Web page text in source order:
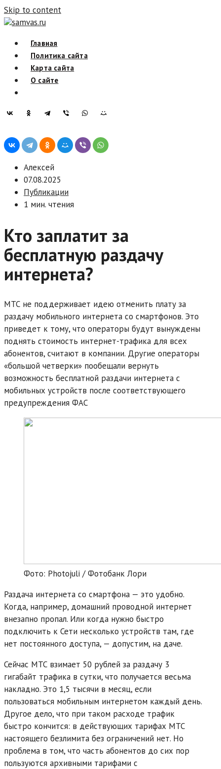
Skip to content
samvas.ru
Главная
Политика сайта
Карта сайта
О сайте
Алексей
07.08.2025
Публикации
1 мин. чтения
Кто заплатит за
бесплатную раздачу
интернета?
МТС не поддерживает идею отменить плату за
раздачу мобильного интернета со смартфонов. Это
приведет к тому, что операторы будут вынуждены
поднять стоимость интернет-трафика для всех
абонентов, считают в компании. Другие операторы
«большой четверки» пообещали вернуть
возможность бесплатной раздачи интернета с
мобильных устройств после соответствующего
предупреждения ФАС
Фото: Photojuli / Фотобанк Лори
Раздача интернета со смартфона — это удобно.
Когда, например, домашний проводной интернет
внезапно пропал. Или когда нужно быстро
подключить к Сети несколько устройств там, где
нет постоянного доступа, — допустим, на даче.
Сейчас МТС взимает 50 рублей за раздачу 3
гигабайт трафика в сутки, что получается весьма
накладно. Это 1,5 тысячи в месяц, если
пользоваться мобильным интернетом каждый день.
Другое дело, что при таком расходе трафик
быстро кончится: в действующих тарифах МТС
настоящего безлимита без ограничений нет. Но
проблема в том, что часть абонентов до сих пор
пользуются архивными тарифами с